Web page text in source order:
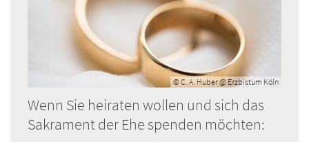
© C. A. Huber @ Erzbistum Köln
Wenn Sie heiraten wollen und sich das
Sakrament der Ehe spenden möchten: